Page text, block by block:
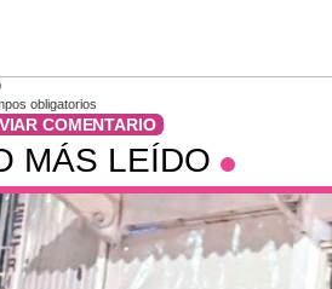
obligatorios
COMENTARIO
MÁS LEÍDO